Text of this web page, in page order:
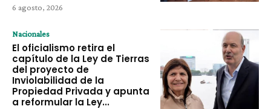
6 agosto, 2026
Nacionales
El oficialismo retira el
capítulo de la Ley de Tierras
del proyecto de
Inviolabilidad de la
Propiedad Privada y apunta
a reformular la Ley...